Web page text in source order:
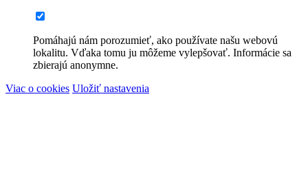
Pomáhajú nám porozumieť, ako používate našu webovú
lokalitu. Vďaka tomu ju môžeme vylepšovať. Informácie sa
zbierajú anonymne.
Viac o cookies Uložiť nastavenia